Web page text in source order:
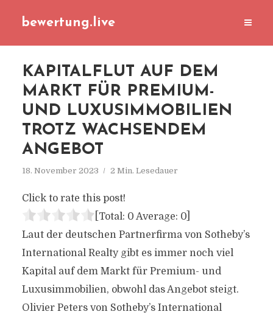
bewertung.live
KAPITALFLUT AUF DEM
MARKT FÜR PREMIUM-
UND LUXUSIMMOBILIEN
TROTZ WACHSENDEM
ANGEBOT
18. November 2023 2 Min. Lesedauer
Click to rate this post!
[Total: 0 Average: 0]
Laut der deutschen Partnerfirma von Sotheby’s
International Realty gibt es immer noch viel
Kapital auf dem Markt für Premium- und
Luxusimmobilien, obwohl das Angebot steigt.
Olivier Peters von Sotheby’s International